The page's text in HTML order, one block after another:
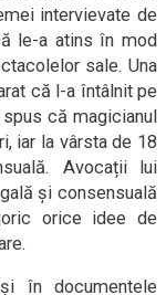
intervievate de
le-a atins în mod
sale. Una
că l-a întâlnit pe
că magicianul
iar la vârsta de 18
Avocații lui
și consensuală
orice idee de
în documentele